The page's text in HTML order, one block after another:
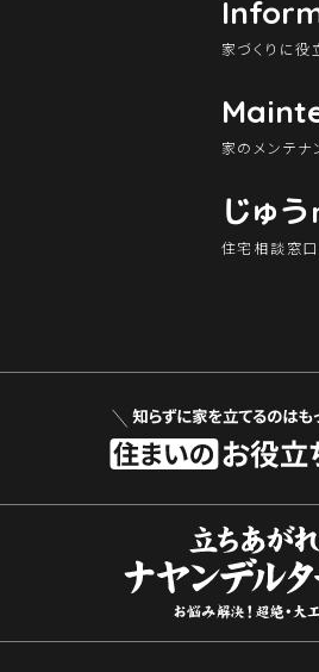
家づくりに役
家のメンテナ
じゅう
住宅相談窓